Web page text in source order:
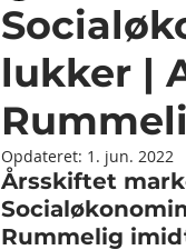
lukker |
Opdateret: 1. jun. 2022
Årsskiftet
Rummelig